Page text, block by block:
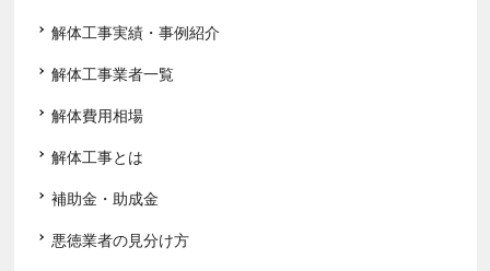
解体工事実績・事例紹介
解体工事業者一覧
解体費用相場
解体工事とは
補助金・助成金
悪徳業者の見分け方